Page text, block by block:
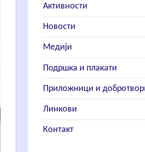
Активности
Новости
Медији
Подршка и плакати
Приложници и
Линкови
Контакт